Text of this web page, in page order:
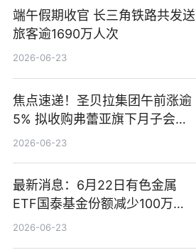
端午假期收官 长三角铁路共发送
旅客逾1690万人次
2026-06-23
焦点速递！圣贝拉集团午前涨逾
5% 拟收购弗蕾亚旗下月子会所
业务少数股权
2026-06-23
最新消息：6月22日有色金属
ETF国泰基金份额减少100万
份，重仓股紫金矿业、洛阳钼
2026-06-23